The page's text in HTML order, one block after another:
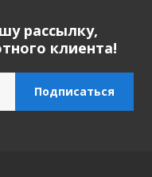
рассылку,
клиента!